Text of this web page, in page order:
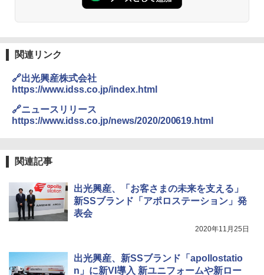
関連リンク
🔗出光興産株式会社
https://www.idss.co.jp/index.html
🔗ニュースリリース
https://www.idss.co.jp/news/2020/200619.html
関連記事
出光興産、「お客さまの未来を支える」
新SSブランド「アポロステーション」発
表会
2020年11月25日
出光興産、新SSブランド「apollostatio
n」に新VI導入 新ユニフォームや新ロー